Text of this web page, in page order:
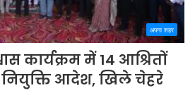
अपना शहर
कार्यक्रम में 14 आश्रितों
आदेश, खिले चेहरे